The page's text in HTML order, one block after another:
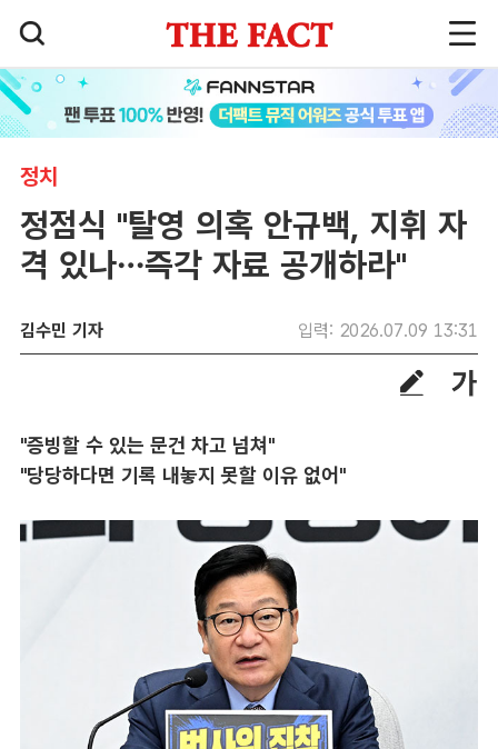
정치
정점식 "탈영 의혹 안규백, 지휘 자
격 있나…즉각 자료 공개하라"
김수민 기자 입력: 2026.07.09 13:31
"증빙할 수 있는 문건 차고 넘쳐"
"당당하다면 기록 내놓지 못할 이유 없어"